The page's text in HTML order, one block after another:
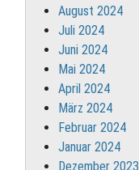
August 2024
Juli 2024
Juni 2024
Mai 2024
April 2024
März 2024
Februar 2024
Januar 2024
Dezember 2023